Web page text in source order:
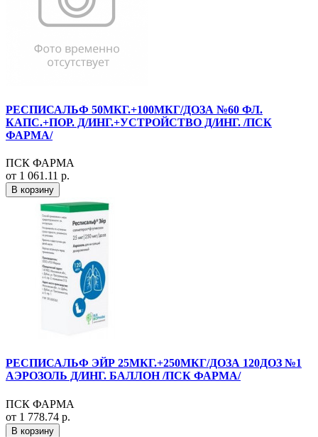
РЕСПИСАЛЬФ 50МКГ.+100МКГ/ДОЗА №60 ФЛ.
КАПС.+ПОР. Д/ИНГ.+УСТРОЙСТВО Д/ИНГ. /ПСК
ФАРМА/
ПСК ФАРМА
от 1 061.11 р.
В корзину
РЕСПИСАЛЬФ ЭЙР 25МКГ.+250МКГ/ДОЗА 120ДОЗ №1
АЭРОЗОЛЬ Д/ИНГ. БАЛЛОН /ПСК ФАРМА/
ПСК ФАРМА
от 1 778.74 р.
В корзину